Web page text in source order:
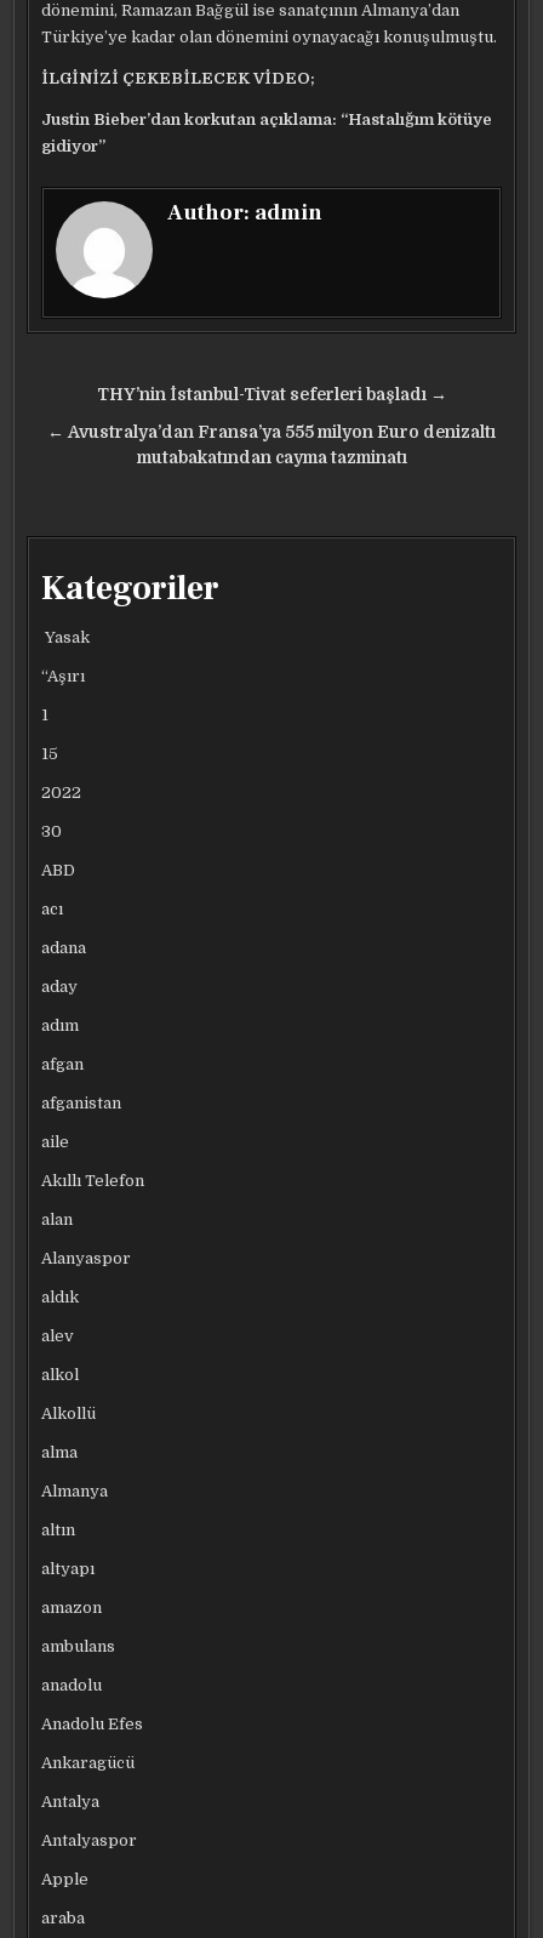
dönemini, Ramazan Bağgül ise sanatçının Almanya’dan
Türkiye’ye kadar olan dönemini oynayacağı konuşulmuştu.
İLGİNİZİ ÇEKEBİLECEK VİDEO;
Justin Bieber’dan korkutan açıklama: “Hastalığım kötüye
gidiyor”
Author: admin
gezinmesi
THY’nin İstanbul-Tivat seferleri başladı →
← Avustralya’dan Fransa’ya 555 milyon Euro denizaltı
mutabakatından cayma tazminatı
Kategoriler
Yasak
“Aşırı
1
15
2022
30
ABD
acı
adana
aday
adım
afgan
afganistan
aile
Akıllı Telefon
alan
Alanyaspor
aldık
alev
alkol
Alkollü
alma
Almanya
altın
altyapı
amazon
ambulans
anadolu
Anadolu Efes
Ankaragücü
Antalya
Antalyaspor
Apple
araba